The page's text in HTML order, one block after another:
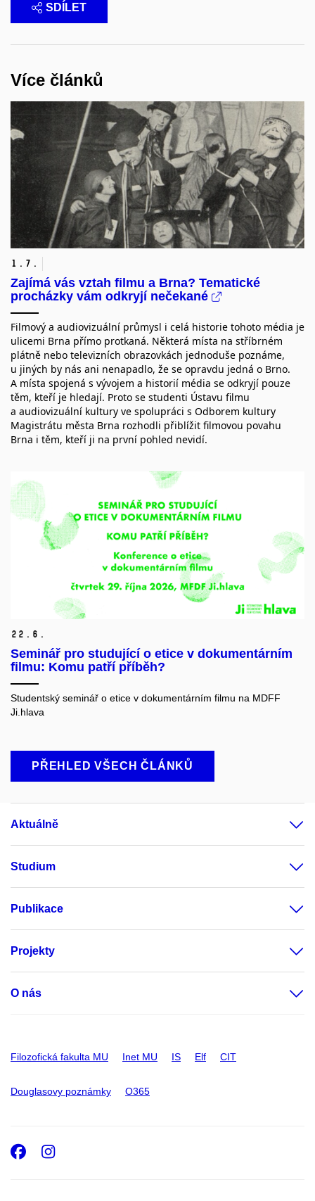
SDÍLET
Více článků
1. 7.
Zajímá vás vztah filmu a Brna? Tematické
procházky vám odkryjí nečekané
Filmový a audiovizuální průmysl i celá historie tohoto média je
ulicemi Brna přímo protkaná. Některá místa na stříbrném
plátně nebo televizních obrazovkách jednoduše poznáme,
u jiných by nás ani nenapadlo, že se opravdu jedná o Brno.
A místa spojená s vývojem a historií média se odkryjí pouze
těm, kteří je hledají. Proto se studenti Ústavu filmu
a audiovizuální kultury ve spolupráci s Odborem kultury
Magistrátu města Brna rozhodli přiblížit filmovou povahu
Brna i těm, kteří ji na první pohled nevidí.
22. 6.
Seminář pro studující o etice v dokumentárním
filmu: Komu patří příběh?
Studentský seminář o etice v dokumentárním filmu na MDFF
Ji.hlava
PŘEHLED VŠECH ČLÁNKŮ
Aktuálně
Studium
Publikace
Projekty
O nás
Filozofická fakulta MU Inet MU IS Elf CIT
Douglasovy poznámky O365
Facebook
Instagram